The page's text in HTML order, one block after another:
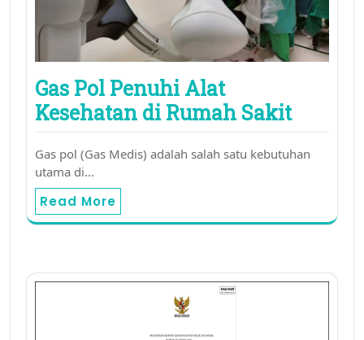
Gas Pol Penuhi Alat
Kesehatan di Rumah Sakit
Gas pol (Gas Medis) adalah salah satu kebutuhan
utama di…
Read More